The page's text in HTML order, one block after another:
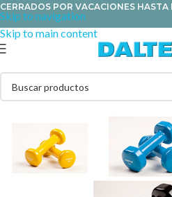
Skip to navigation
Skip to main content
CERRADOS POR VACACIONES